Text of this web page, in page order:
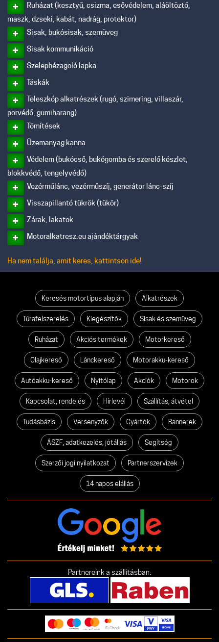
Ruházat (kesztyű, csizma, esővédelem, aláöltöztő,
maszk, dzseki, kabát, nadrág, protektor)
Sisak, bukósisak, szemüveg
Sisak kommunikáció
Szelephézagoló lapka
Táskák
Teleszkóp alkatrészek (rugó, szimering, villaszár,
porvédő, gumiharang)
Tömítések
Üzemanyag kanna
Védelem (bukócső, bukógomba és szerelő készlet,
blokkvédő, tengelyvédő)
Vezérműlánc, vezérműszíj, generátor lánc-szíj
Visszapillantó tükrök (tükör)
Zárak, lakatok
Motoralkatresz.eu ajándéktárgyak
Ha nem találja, amit keres, kattintson ide!
Keresés motortípus alapján Alkatrészek
Túrafelszerelés Kiegészítők Sisak és szemüveg
Ruházat Akciós termékek Motorkereső
Olajkereső Lánckereső Motorakku-kereső
Autóakku-kereső Nyitólap Akciók Motorok
Kapcsolat, rendelés Hírlevél Szállítás, átvétel
Tudásbázis Versenyzők Gyártók Bannerek
ÁSZF, adatkezelés, jótállás Segítség
Szerzői jogi nyilatkozat Partnerszervizek
14 napos elállás
Partnereink a szállításban: